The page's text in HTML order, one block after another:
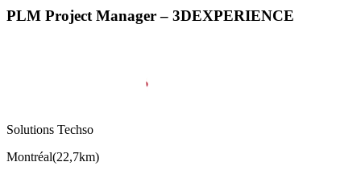
PLM Project Manager – 3DEXPERIENCE
Solutions Techso
Montréal(22,7km)